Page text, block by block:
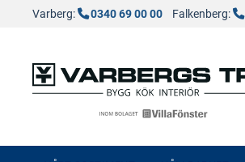
Varberg: 0340 69 00 00 Falkenberg: